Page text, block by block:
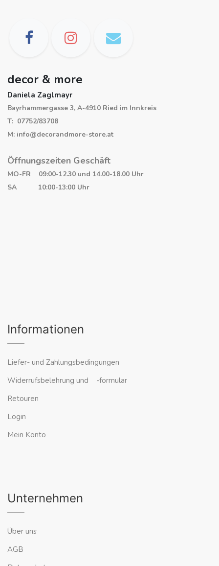
decor & more
Daniela Zaglmayr
Bayrhammergasse 3, A-4910 Ried im Innkreis
T: 07752/83708
M: info@decorandmore-store.at
Öffnungszeiten Geschäft
MO-FR 09:00-12.30 und 14.00-18.00 Uhr
SA 10:00-13:00 Uhr
Informationen
Liefer- und Zahlungsbedingungen
Widerrufsbelehrung und -formular
Retouren
Login
Mein Konto
Unternehmen
Über uns
AGB